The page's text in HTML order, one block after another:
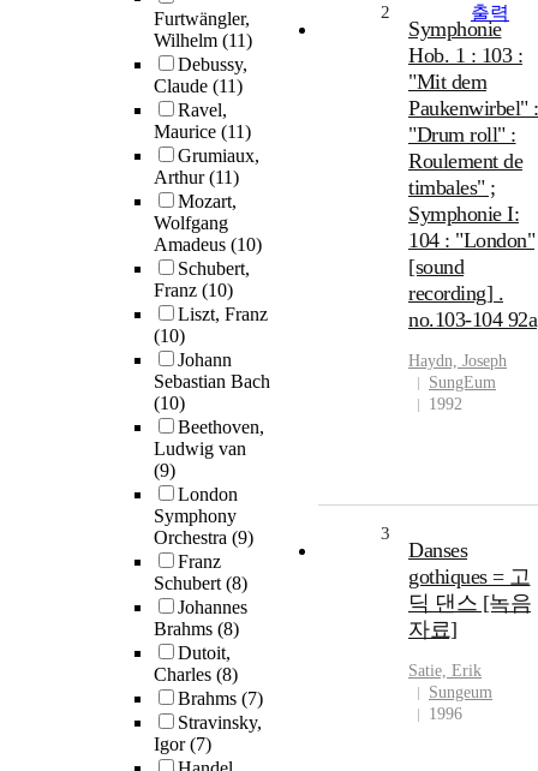
Furtwängler,
Wilhelm (11)
Debussy,
Claude (11)
Ravel,
Maurice (11)
Grumiaux,
Arthur(11)
Mozart,
Wolfgang
Amadeus (10)
Schubert,
Franz (10)
Liszt, Franz
(10)
Johann
Sebastian Bach
(10)
Beethoven,
Ludwig van
(9)
London
Symphony
Orchestra (9)
Franz
Schubert(8)
Johannes
Brahms (8)
Dutoit,
Charles (8)
Brahms (7)
Stravinsky,
Igor(7)
출력
2
Symphonie
Hob. 1 : 103 :
"Mit dem
Paukenwirbel" :
"Drum roll" :
Roulement de
timbales" ;
Symphonie I:
104 : "London"
[sound
recording] .
no.103-104 92a
Haydn, Joseph
SungEum
1992
3
Danses
gothiques = 고
딕 댄스 [녹음
자료]
Satie, Erik
Sungeum
1996